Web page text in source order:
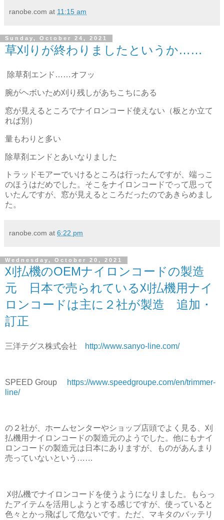
ranobe.com at 11:15 am
Sunday, October 24, 2021
草刈りが終わりましたというか……
除草剤エンド……オフッ
腕がヘボいため刈り残しがあちこちにある
窓が見えるところでナイロンコード使えない（板とか立て
れば別）
量もわりと多い
除草剤エンドとあいなりました
トラッドモアーでいけるところは行ったんですが、端っこ
のほうはだめでした。そこをナイロンコードでって思って
いたんですが、窓が見えるところだったのであきらめまし
た。
ranobe.com at 6:22 pm
Wednesday, October 20, 2021
刈払機のOEMナイロンコードの製造
元 日本で売られている刈払機用ナイ
ロンコードは主に２社が製造 追加・
訂正
三洋テグス株式会社 http://www.sanyo-line.com/
SPEED Group
https://www.speedgroupe.com/en/trimmer-
line/
の２社が、ホームセンターやショップ店頭でよく見る、刈
払機用ナイロンコードの製造元のようでした。他にもナイ
ロンコードの製造元は日本にありますが、ものがあんまり
売っていないという……
刈払機でナイロンコードを使うようになりました。もらっ
たアイテムを活用しようとする感じですが、使っていると
色々とかっ飛ばして危ないです。ただ、マキタのバッテリ